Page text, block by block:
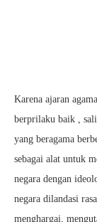
Karena ajaran
berprilaku baik ,
yang beragama
sebagai alat untuk
negara dengan
negara dilandasi
menghargai,